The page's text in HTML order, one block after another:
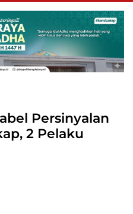
Persinyalan
2 Pelaku